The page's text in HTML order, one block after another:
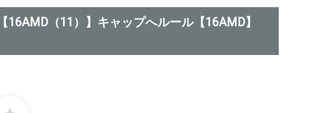
【16AMD（11）】キャップへルール【16AMD】